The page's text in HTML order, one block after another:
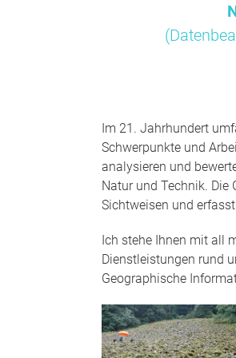
Im 21. Jahrhundert
Schwerpunkte und
analysieren und
Natur und Technik.
Sichtweisen und
Ich stehe Ihnen mit all
Dienstleistungen rund
Geographische